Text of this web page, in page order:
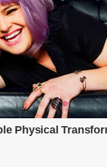
khi mang thai, đặc biệt
mà cô từng yêu đến
của ngày đầu. Thành
lùng. Gần đây, anh hay về
trong một bữa cơm tối